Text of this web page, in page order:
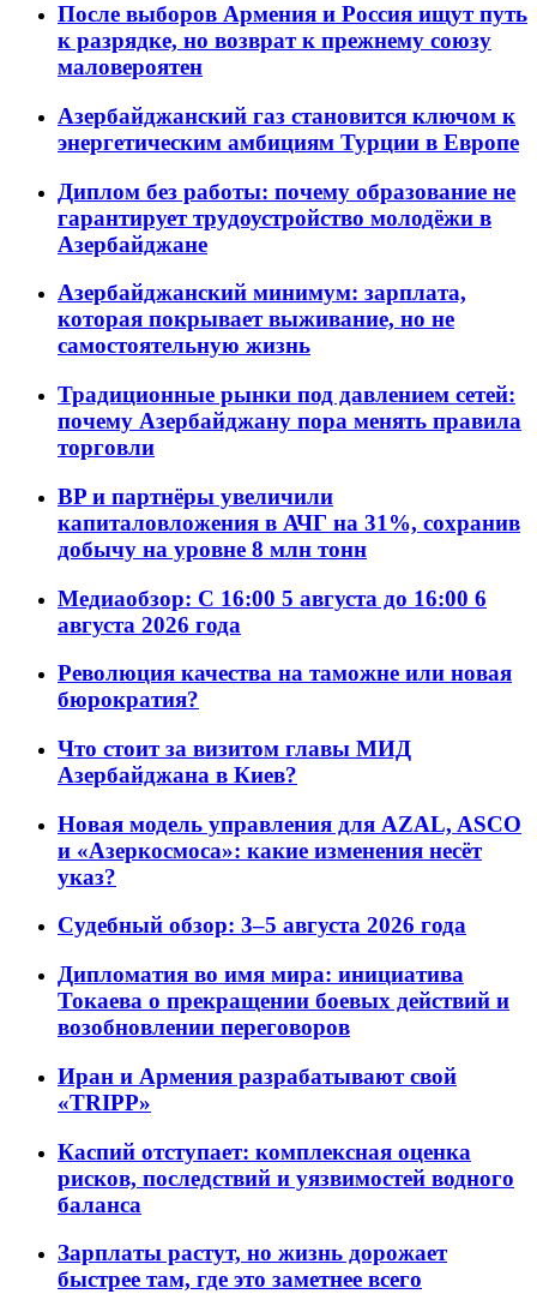
После выборов Армения и Россия ищут путь
к разрядке, но возврат к прежнему союзу
маловероятен
Азербайджанский газ становится ключом к
энергетическим амбициям Турции в Европе
Диплом без работы: почему образование не
гарантирует трудоустройство молодёжи в
Азербайджане
Азербайджанский минимум: зарплата,
которая покрывает выживание, но не
самостоятельную жизнь
Традиционные рынки под давлением сетей:
почему Азербайджану пора менять правила
торговли
BP и партнёры увеличили
капиталовложения в АЧГ на 31%, сохранив
добычу на уровне 8 млн тонн
Медиаобзор: С 16:00 5 августа до 16:00 6
августа 2026 года
Революция качества на таможне или новая
бюрократия?
Что стоит за визитом главы МИД
Азербайджана в Киев?
Новая модель управления для AZAL, ASCO
и «Азеркосмоса»: какие изменения несёт
указ?
Судебный обзор: 3–5 августа 2026 года
Дипломатия во имя мира: инициатива
Токаева о прекращении боевых действий и
возобновлении переговоров
Иран и Армения разрабатывают свой
«TRIPP»
Каспий отступает: комплексная оценка
рисков, последствий и уязвимостей водного
баланса
Зарплаты растут, но жизнь дорожает
быстрее там, где это заметнее всего